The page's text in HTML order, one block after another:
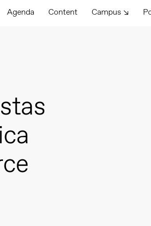
Agenda Content Campus ↘